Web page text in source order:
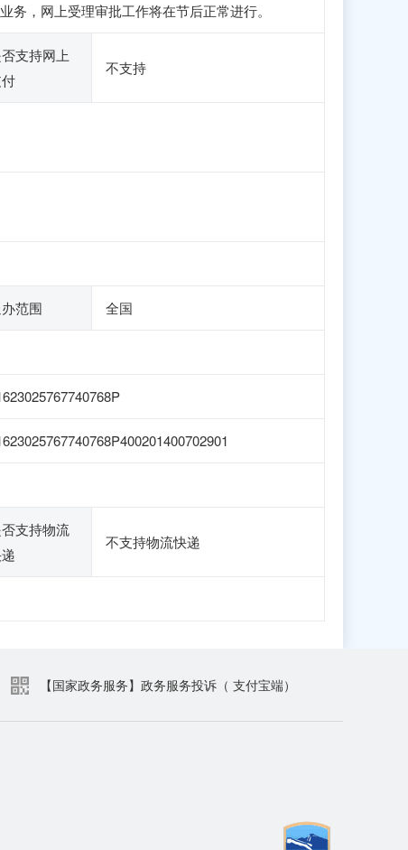
，网上受理审批工作将在节后正常进行。
支持网上
不支持
范围 全国
支持物流
不支持物流快递
【国家政务服务】政务服务投诉（ 支付宝端）